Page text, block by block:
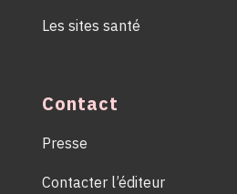
Les sites santé
Contact
Presse
Contacter l’éditeur